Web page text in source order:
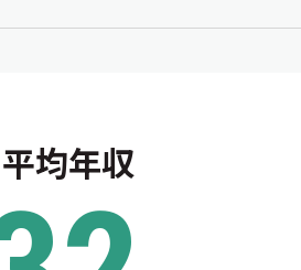
平均年収